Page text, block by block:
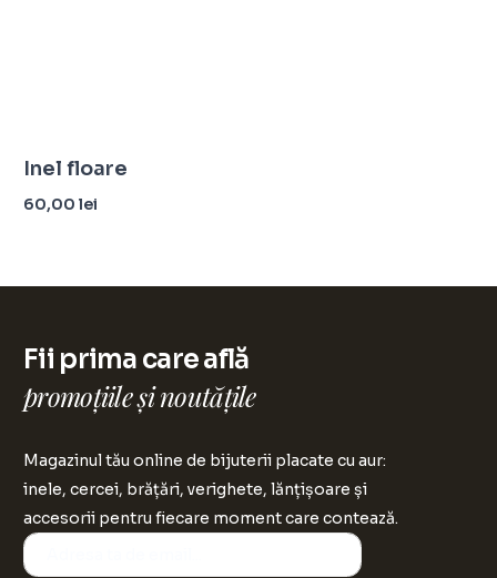
Inel floare
60,00lei
Fii prima care află
promoțiile și noutățile
Magazinul tău online de bijuterii placate cu aur:
inele, cercei, brățări, verighete, lănțișoare și
accesorii pentru fiecare moment care contează.